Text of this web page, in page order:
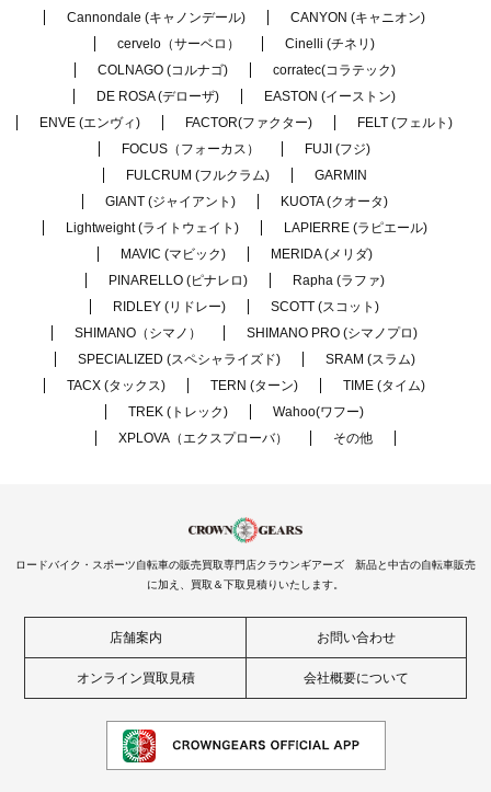
Cannondale (キャノンデール)
CANYON (キャニオン)
cervelo（サーベロ）
Cinelli (チネリ)
COLNAGO (コルナゴ)
corratec(コラテック)
DE ROSA (デローザ)
EASTON (イーストン)
ENVE (エンヴィ)
FACTOR(ファクター)
FELT (フェルト)
FOCUS（フォーカス）
FUJI (フジ)
FULCRUM (フルクラム)
GARMIN
GIANT (ジャイアント)
KUOTA (クオータ)
Lightweight (ライトウェイト)
LAPIERRE (ラピエール)
MAVIC (マビック)
MERIDA (メリダ)
PINARELLO (ピナレロ)
Rapha (ラファ)
RIDLEY (リドレー)
SCOTT (スコット)
SHIMANO（シマノ）
SHIMANO PRO (シマノプロ)
SPECIALIZED (スペシャライズド)
SRAM (スラム)
TACX (タックス)
TERN (ターン)
TIME (タイム)
TREK (トレック)
Wahoo(ワフー)
XPLOVA（エクスプローバ）
その他
ロードバイク・スポーツ自転車の販売買取専門店クラウンギアーズ 新品と中古の自転車販売
に加え、買取＆下取見積りいたします。
店舗案内 お問い合わせ
オンライン買取見積 会社概要について